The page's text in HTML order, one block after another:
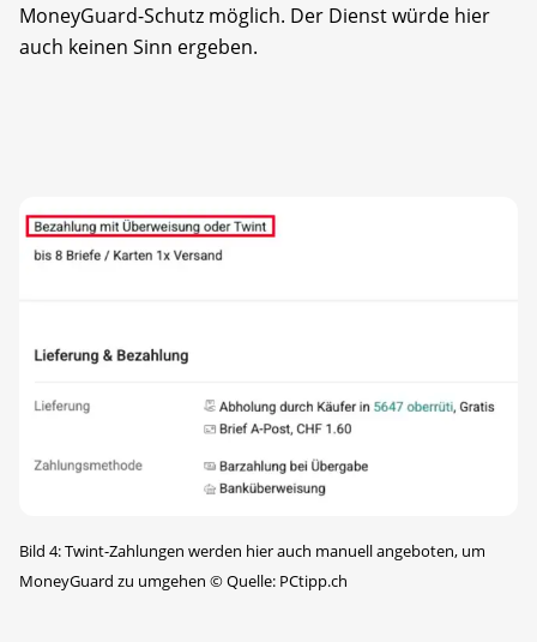
MoneyGuard-Schutz möglich. Der Dienst würde hier
auch keinen Sinn ergeben.
Bild 4: Twint-Zahlungen werden hier auch manuell angeboten, um
MoneyGuard zu umgehen ©Quelle: PCtipp.ch